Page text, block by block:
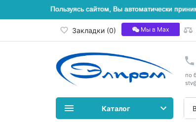
Пользуясь сайтом, Вы автоматически
Закладки (0) Мы в Мах
по
Каталог